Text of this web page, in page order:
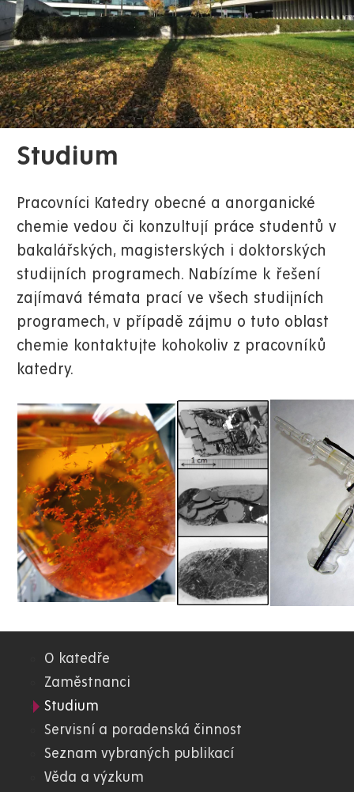
Studium
Pracovníci Katedry obecné a anorganické
chemie vedou či konzultují práce studentů v
bakalářských, magisterských i doktorských
studijních programech. Nabízíme k řešení
zajímavá témata prací ve všech studijních
programech, v případě zájmu o tuto oblast
chemie kontaktujte kohokoliv z pracovníků
katedry.
05.
FChT
O katedře
Zaměstnanci
Studium
Servisní a poradenská činnost
Seznam vybraných publikací
Věda a výzkum